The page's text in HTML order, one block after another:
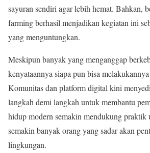
sayuran sendiri agar lebih hemat. Bahkan,
farming berhasil menjadikan kegiatan ini
yang menguntungkan.
Meskipun banyak yang menganggap
kenyataannya siapa pun bisa
Komunitas dan platform digital kini
langkah demi langkah untuk membantu
hidup modern semakin mendukung praktik
semakin banyak orang yang sadar akan
lingkungan.